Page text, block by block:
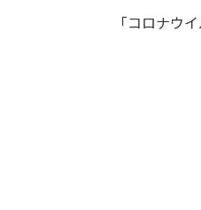
「コロナウ